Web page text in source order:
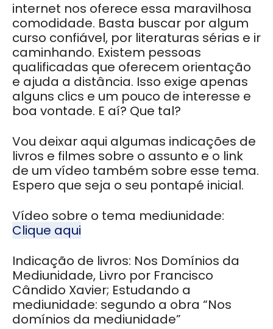
internet nos oferece essa maravilhosa
comodidade. Basta buscar por algum
curso confiável, por literaturas sérias e ir
caminhando. Existem pessoas
qualificadas que oferecem orientação
e ajuda a distância. Isso exige apenas
alguns clics e um pouco de interesse e
boa vontade. E aí? Que tal?
Vou deixar aqui algumas indicações de
livros e filmes sobre o assunto e o link
de um vídeo também sobre esse tema.
Espero que seja o seu pontapé inicial.
Vídeo sobre o tema mediunidade:
Clique aqui
Indicação de livros: Nos Domínios da
Mediunidade, Livro por Francisco
Cândido Xavier; Estudando a
mediunidade: segundo a obra “Nos
domínios da mediunidade”